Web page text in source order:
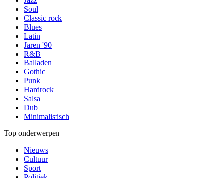
Soul
Classic rock
Blues
Latin
Jaren '90
R&B
Balladen
Gothic
Punk
Hardrock
Salsa
Dub
Minimalistisch
Top onderwerpen
Nieuws
Cultuur
Sport